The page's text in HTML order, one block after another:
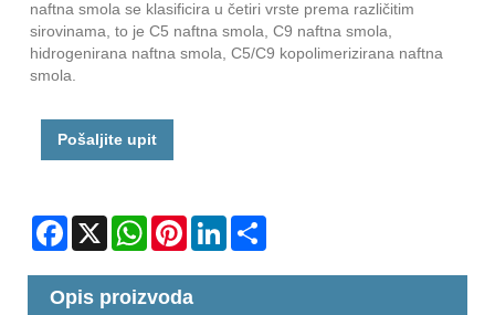
naftna smola se klasificira u četiri vrste prema različitim
sirovinama, to je C5 naftna smola, C9 naftna smola,
hidrogenirana naftna smola, C5/C9 kopolimerizirana naftna
smola.
Pošaljite upit
Facebook
X WhatsAppPinterestLinkedIn
Opis proizvoda